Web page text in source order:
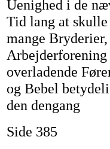
Uenighed i de
Tid lang at
mange
overladende
og Bebel
den dengang
Side 385